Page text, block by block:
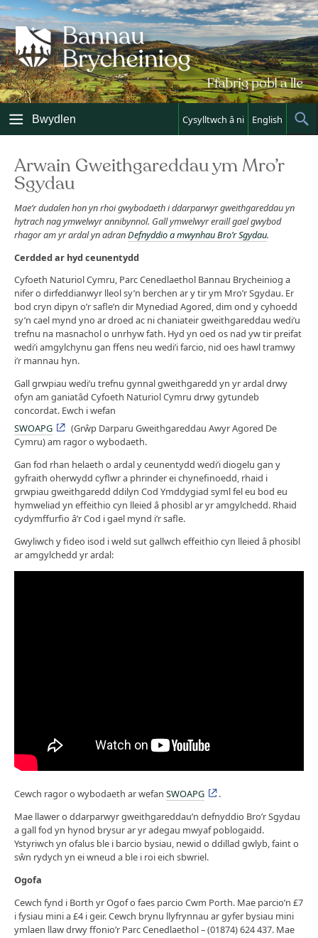
Skip
to
content
Bwydlen Cysylltwch â ni English
Arwain Gweithgareddau ym Mro’r
Sgydau
Mae’r dudalen hon yn rhoi gwybodaeth i ddarparwyr gweithgareddau yn
hytrach nag ymwelwyr annibynnol. Gall ymwelwyr eraill gael gwybod
rhagor am yr ardal yn adranDefnyddio a mwynhau Bro’r Sgydau.
Cerdded ar hyd ceunentydd
Cyfoeth Naturiol Cymru, Parc Cenedlaethol Bannau Brycheiniog a
nifer o dirfeddianwyr lleol sy’n berchen ar y tir ym Mro’r Sgydau. Er
bod cryn dipyn o’r safle’n dir Mynediad Agored, dim ond y cyhoedd
sy’n cael mynd yno ar droed ac ni chaniateir gweithgareddau wedi’u
trefnu na masnachol o unrhyw fath. Hyd yn oed os nad yw tir preifat
wedi’i amgylchynu gan ffens neu wedi’i farcio, nid oes hawl tramwy
i’r mannau hyn.
Gall grwpiau wedi’u trefnu gynnal gweithgaredd yn yr ardal drwy
ofyn am ganiatâd Cyfoeth Naturiol Cymru drwy gytundeb
concordat. Ewch i wefan
SWOAPG
(Grŵp Darparu Gweithgareddau Awyr Agored De
Cymru) am ragor o wybodaeth.
Gan fod rhan helaeth o ardal y ceunentydd wedi’i diogelu gan y
gyfraith oherwydd cyflwr a phrinder ei chynefinoedd, rhaid i
grwpiau gweithgaredd ddilyn Cod Ymddygiad syml fel eu bod eu
hymweliad yn effeithio cyn lleied â phosibl ar yr amgylchedd. Rhaid
cydymffurfio â’r Cod i gael mynd i’r safle.
Gwyliwch y fideo isod i weld sut gallwch effeithio cyn lleied â phosibl
ar amgylchedd yr ardal:
Cewch ragor o wybodaeth ar wefan SWOAPG
.
Mae llawer o ddarparwyr gweithgareddau’n defnyddio Bro’r Sgydau
a gall fod yn hynod brysur ar yr adegau mwyaf poblogaidd.
Ystyriwch yn ofalus ble i barcio bysiau, newid o ddillad gwlyb, faint o
sŵn rydych yn ei wneud a ble i roi eich sbwriel.
Ogofa
Cewch fynd i Borth yr Ogof o faes parcio Cwm Porth. Mae parcio’n £7
i fysiau mini a £4 i geir. Cewch brynu llyfrynnau ar gyfer bysiau mini
ymlaen llaw drwy ffonio’r Parc Cenedlaethol – (01874) 624 437. Mae